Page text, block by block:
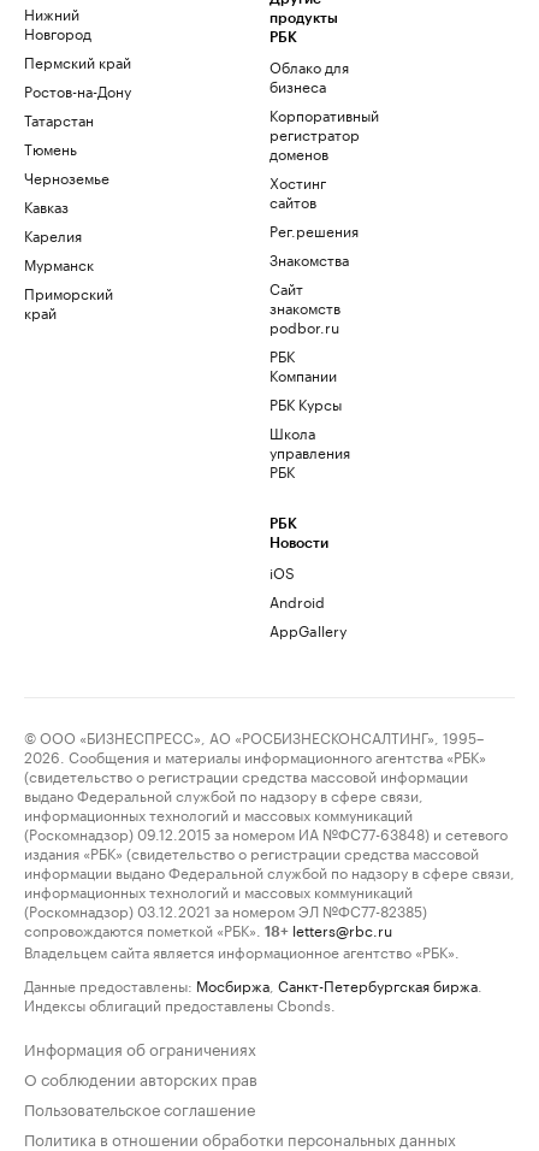
Нижний
Новгород
Пермский край
Ростов-на-Дону
Татарстан
Тюмень
Черноземье
Кавказ
Карелия
Мурманск
Приморский
край
продукты
РБК
Облако для
бизнеса
Корпоративный
регистратор
доменов
Хостинг
сайтов
Рег.решения
Знакомства
Сайт
знакомств
podbor.ru
РБК
Компании
РБК Курсы
Школа
управления
РБК
РБК
Новости
iOS
Android
AppGallery
© ООО «БИЗНЕСПРЕСС», АО «РОСБИЗНЕСКОНСАЛТИНГ», 1995–
2026. Сообщения и материалы информационного агентства «РБК»
(свидетельство о регистрации средства массовой информации
выдано Федеральной службой по надзору в сфере связи,
информационных технологий и массовых коммуникаций
(Роскомнадзор) 09.12.2015 за номером ИА №ФС77-63848) и сетевого
издания «РБК» (свидетельство о регистрации средства массовой
информации выдано Федеральной службой по надзору в сфере связи,
информационных технологий и массовых коммуникаций
(Роскомнадзор) 03.12.2021 за номером ЭЛ №ФС77-82385)
сопровождаются пометкой «РБК».
18+ letters@rbc.ru
Владельцем сайта является информационное агентство «РБК».
Данные предоставлены: Мосбиржа Санкт-Петербургская биржа
Индексы облигаций предоставлены Cbonds.
Информация об ограничениях
О соблюдении авторских прав
Пользовательское соглашение
Политика в отношении обработки персональных данных